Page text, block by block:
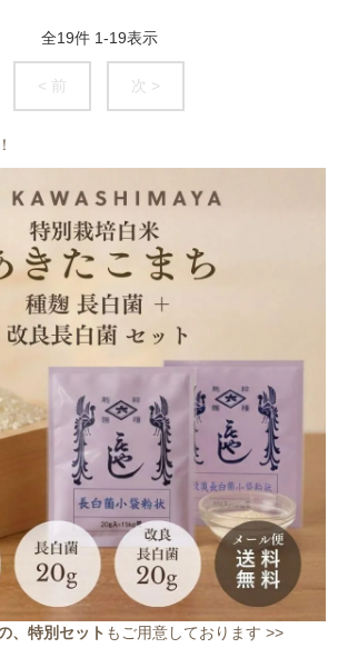
全19件 1-19表示
< 前 次 >
、特別セット もご用意しております >>